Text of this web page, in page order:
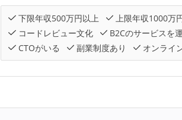
下限年収500万円以上 上限年収1000万
コードレビュー文化
B2Cのサービスを
CTOがいる
副業制度あり オンライ